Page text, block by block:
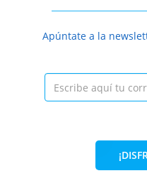
47%
Apúntate a la